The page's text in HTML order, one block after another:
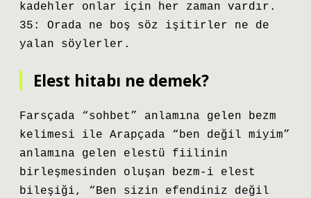
kadehler onlar için her zaman vardır.
35: Orada ne boş söz işitirler ne de
yalan söylerler.
Elest hitabı ne demek?
Farsçada “sohbet” anlamına gelen bezm
kelimesi ile Arapçada “ben değil miyim”
anlamına gelen elestü fiilinin
birleşmesinden oluşan bezm-i elest
bileşiği, “Ben sizin efendiniz değil